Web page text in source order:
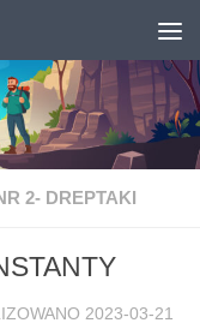
2- DREPTAKI
2023-03-21